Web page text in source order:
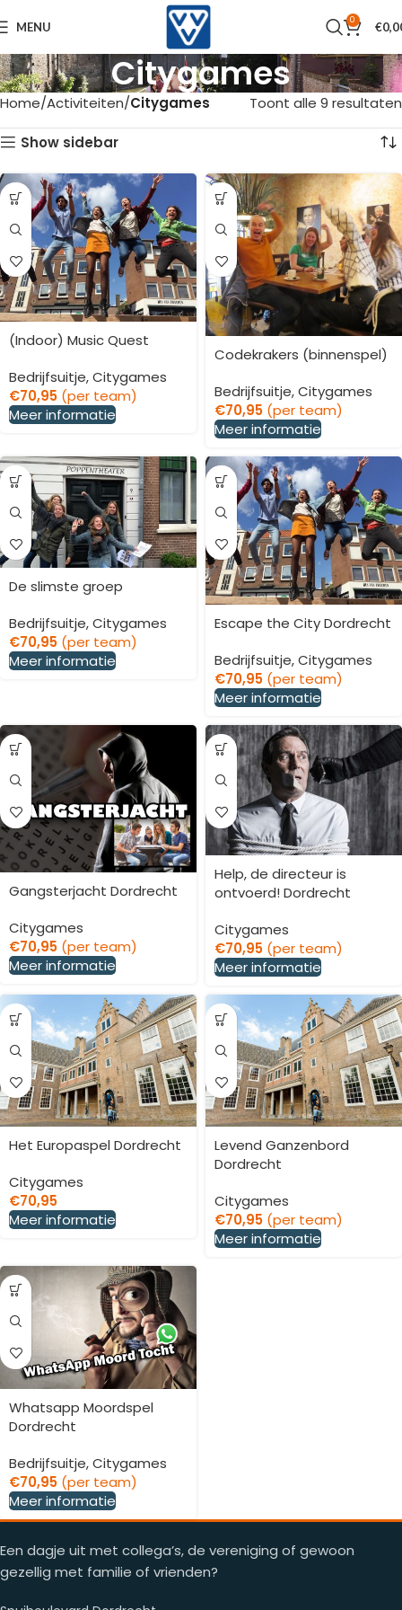
MENU 0 €
Citygames
Home Activiteiten Citygames Toont alle 9 resultaten
Show sidebar
(Indoor) Music Quest
Bedrijfsuitje,Citygames
€70,95 (per team)
Meer informatie
Codekrakers (binnenspel)
Bedrijfsuitje,Citygames
€70,95 (per team)
Meer informatie
De slimste groep
Bedrijfsuitje,Citygames
€70,95 (per team)
Meer informatie
Escape the City Dordrecht
Bedrijfsuitje,Citygames
€70,95 (per team)
Meer informatie
Gangsterjacht Dordrecht
Citygames
€70,95 (per team)
Meer informatie
Help, de directeur is
ontvoerd! Dordrecht
Citygames
€70,95 (per team)
Meer informatie
Het Europaspel Dordrecht
Citygames
€70,95
Meer informatie
Levend Ganzenbord
Dordrecht
Citygames
€70,95 (per team)
Meer informatie
Whatsapp Moordspel
Dordrecht
Bedrijfsuitje,Citygames
€70,95 (per team)
Meer informatie
Een dagje uit met collega’s, de vereniging of gewoon
gezellig met familie of vrienden?